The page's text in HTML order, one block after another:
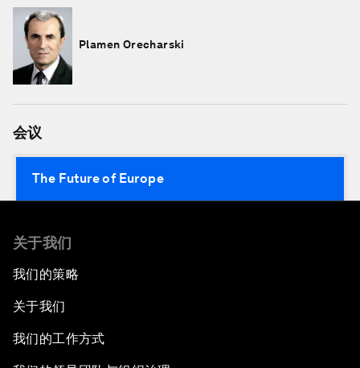
Plamen Orecharski
会议
The Future of Europe
关于我们
我们的策略
关于我们
我们的工作方式